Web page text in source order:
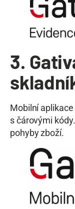
3.
Mobilní
s čárovými
pohyby zboží.